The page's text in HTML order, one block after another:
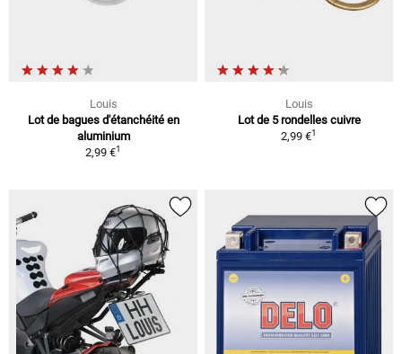
Louis
Lot de bagues d'étanchéité en
aluminium
2,99 €1
Louis
Lot de 5 rondelles cuivre
2,99 €1